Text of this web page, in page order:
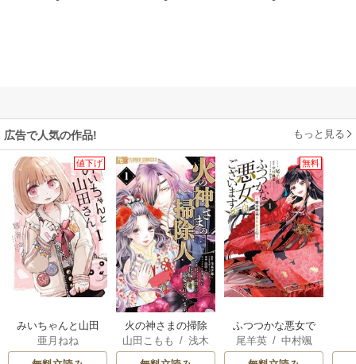
広告で人気の作品! もっと見る
値下げ
みいちゃんと山田
さん
亜月ねね
火の神さまの掃除
人ですが、いつの
間にか花嫁として
山田こもも /浅木
伊都/SNC
無料
ふつつかな悪女で
はございますが ～
雛宮蝶鼠とりかえ
尾羊英/ 中村颯
希
/ ゆき哉